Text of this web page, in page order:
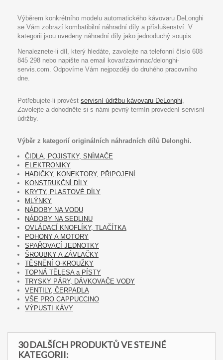
Výběrem konkrétního modelu automatického kávovaru DeLonghi
se Vám zobrazí kombatibilní náhradní díly a příslušenství. V
kategorii jsou uvedeny náhradní díly jako jednoduchý soupis.
Nenaleznete-li díl, který hledáte, zavolejte na telefonní číslo 608
845 298 nebo napište na email kovar/zavinnac/delonghi-
servis.com. Odpovíme Vám nejpozději do druhého pracovního
dne.
Potřebujete-li provést servisní údržbu kávovaru DeLonghi,
Zavolejte a dohodněte si s námi pevný termín provedení servisní
údržby.
Výběr z kategorií originálních náhradních dílů Delonghi.
ČIDLA, POJISTKY, SNÍMAČE
ELEKTRONIKY
HADIČKY, KONEKTORY, PŘIPOJENÍ
KONSTRUKČNÍ DÍLY
KRYTY, PLASTOVÉ DÍLY
MLÝNKY
NÁDOBY NA VODU
NÁDOBY NA SEDLINU
OVLÁDACÍ KNOFLÍKY, TLAČÍTKA
POHONY A MOTORY
SPAŘOVACÍ JEDNOTKY
ŠROUBKY A ZÁVLAČKY
TĚSNĚNÍ O-KROUŽKY
TOPNÁ TĚLESA a PÍSTY
TRYSKY PÁRY, DÁVKOVAČE VODY
VENTILY, ČERPADLA
VŠE PRO CAPPUCCINO
VÝPUSTI KÁVY
30 DALŠÍCH PRODUKTŮ VE STEJNÉ
KATEGORII: